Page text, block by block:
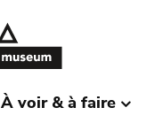
À voir & à faire